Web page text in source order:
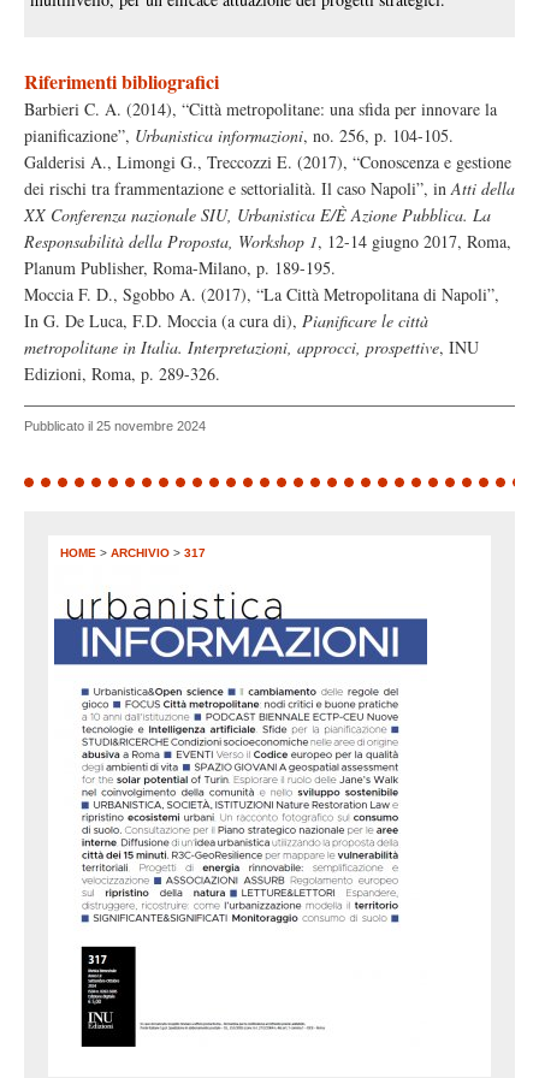
Riferimenti bibliografici
Barbieri C. A. (2014), “Città metropolitane: una sfida per innovare la
pianificazione”, Urbanistica informazioni, no. 256, p. 104-105.
Galderisi A., Limongi G., Treccozzi E. (2017), “Conoscenza e gestione
dei rischi tra frammentazione e settorialità. Il caso Napoli”, inAtti della
XX Conferenza nazionale SIU, Urbanistica E/È Azione Pubblica. La
Responsabilità della Proposta, Workshop 1, 12-14 giugno 2017, Roma,
Planum Publisher, Roma-Milano, p. 189-195.
Moccia F. D., Sgobbo A. (2017), “La Città Metropolitana di Napoli”,
In G. De Luca, F.D. Moccia (a cura di), Pianificare le città
metropolitane in Italia. Interpretazioni, approcci, prospettive, INU
Edizioni, Roma, p. 289-326.
Pubblicato il 25 novembre 2024
HOME > ARCHIVIO > 317